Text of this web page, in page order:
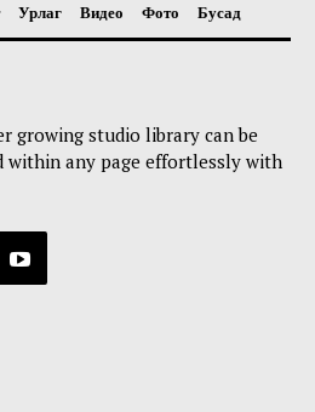
Урлаг Видео Фото Бусад
growing studio library can be
within any page effortlessly with